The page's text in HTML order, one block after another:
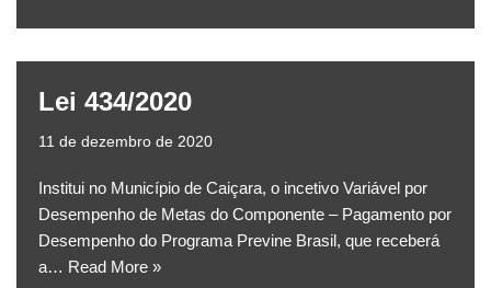
Lei 434/2020
11 de dezembro de 2020
Institui no Município de Caiçara, o incetivo Variável por
Desempenho de Metas do Componente – Pagamento por
Desempenho do Programa Previne Brasil, que receberá
a… Read More »